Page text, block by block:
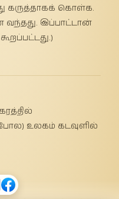
கருத்தாகக் கொள்க.
வந்தது. இப்பாட்டான்
உலகம் கடவுளில்